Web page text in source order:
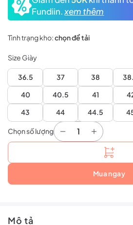
Fundiin.xem thêm
Tình trạng kho:chọn để tải
Size Giày
36.5 37 38
40
40.5 41
43
44 44.5
Chọn số lượng
Giày Mizuno Wave
Mua ngay
Mô tả